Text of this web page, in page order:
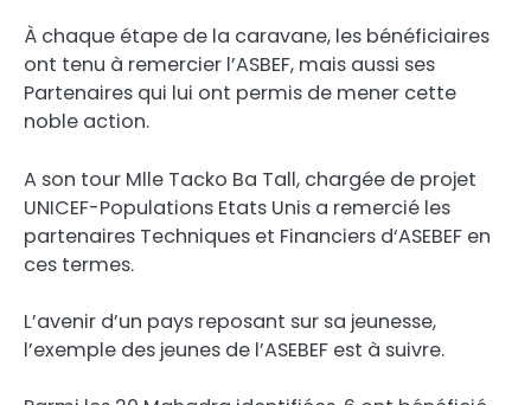
À chaque étape de la caravane, les bénéficiaires
ont tenu à remercier l’ASBEF, mais aussi ses
Partenaires qui lui ont permis de mener cette
noble action.
A son tour Mlle Tacko Ba Tall, chargée de projet
UNICEF-Populations Etats Unis a remercié les
partenaires Techniques et Financiers d‘ASEBEF en
ces termes.
L’avenir d’un pays reposant sur sa jeunesse,
l’exemple des jeunes de l’ASEBEF est à suivre.